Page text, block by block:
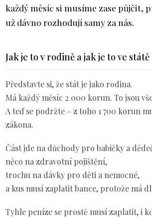
každý měsíc si musíme zase půjčit,
už dávno rozhodují samy za nás.
Jak je to v rodině a jak je to ve státě
Představte si, že stát je jako rodina.
Má každý měsíc 2 000 korun. To jsou
A teď se podržte – z toho 1 700 korun
zákona.
Část jde na důchody pro babičky a
něco na zdravotní pojištění,
trochu na dávky pro děti a nemocné,
a kus musí zaplatit bance, protože má
Tyhle peníze se prostě musí zaplatit, i